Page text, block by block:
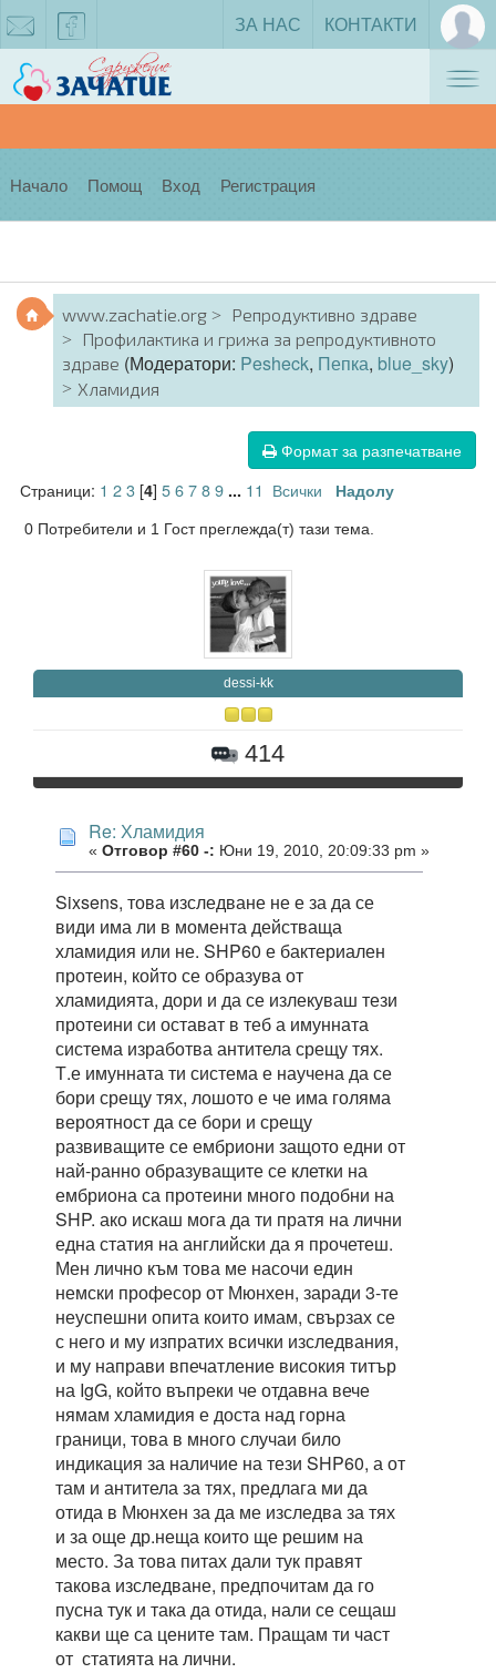
facebook
ЗА НАС КОНТАКТИ
Начало Помощ Вход Регистрация
www.zachatie.org
Репродуктивно здраве
Профилактика и грижа за репродуктивното
здраве (Модератори: Pesheck, Пепка, blue_sky)
Хламидия
Формат за разпечатване
Страници: 1 23[4] 56789 ... 11 Всички Надолу
0 Потребители и 1 Гост преглежда(т) тази тема.
dessi-kk
414
Re: Хламидия
« Отговор #60 -: Юни 19, 2010, 20:09:33 pm »
Sixsens, това изследване не е за да се
види има ли в момента действаща
хламидия или не. SHP60 е бактериален
протеин, който се образува от
хламидията, дори и да се излекуваш тези
протеини си остават в теб а имунната
система изработва антитела срещу тях.
Т.е имунната ти система е научена да се
бори срещу тях, лошото е че има голяма
вероятност да се бори и срещу
развиващите се ембриони защото едни от
най-ранно образуващите се клетки на
ембриона са протеини много подобни на
SHP. ако искаш мога да ти пратя на лични
една статия на английски да я прочетеш.
Мен лично към това ме насочи един
немски професор от Мюнхен, заради 3-те
неуспешни опита които имам, свързах се
с него и му изпратих всички изследвания,
и му направи впечатление високия титър
на IgG, който въпреки че отдавна вече
нямам хламидия е доста над горна
граници, това в много случаи било
индикация за наличие на тези SHP60, а от
там и антитела за тях, предлага ми да
отида в Мюнхен за да ме изследва за тях
и за още др.неща които ще решим на
место. За това питах дали тук правят
такова изследване, предпочитам да го
пусна тук и така да отида, нали се сещаш
какви ще са цените там. Пращам ти част
от статията на лични.